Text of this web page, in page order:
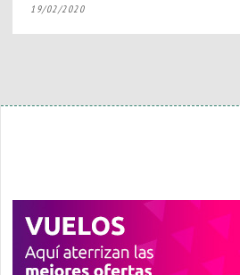
19/02/2020